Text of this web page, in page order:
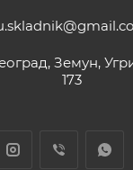
Земун,
173